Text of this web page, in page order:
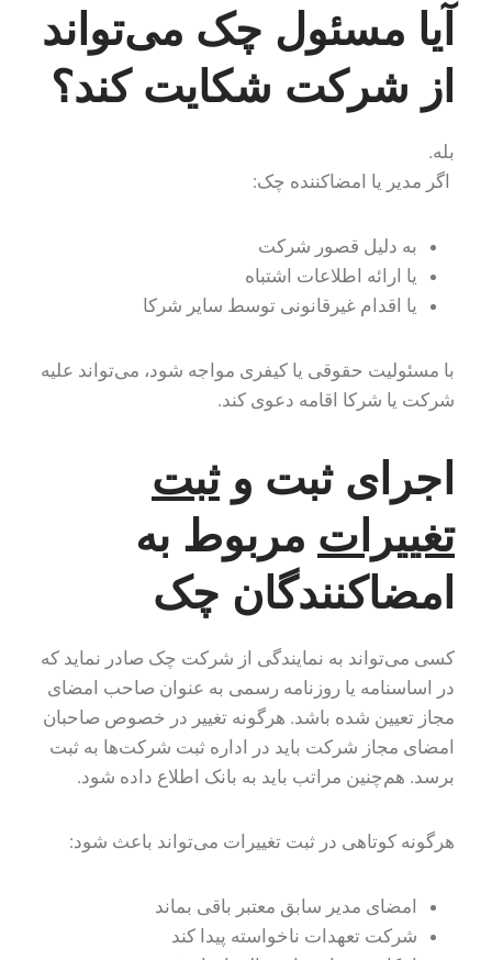
آیا مسئول چک می‌تواند
از شرکت شکایت کند؟
بله.
اگر مدیر یا امضاکننده چک:
به دلیل قصور شرکت
یا ارائه اطلاعات اشتباه
یا اقدام غیرقانونی توسط سایر شرکا
با مسئولیت حقوقی یا کیفری مواجه شود، می‌تواند علیه
شرکت یا شرکا اقامه دعوی کند.
اجرای ثبت وثبت
تغییرات مربوط به
امضاکنندگان چک
کسی می‌تواند به نمایندگی از شرکت چک صادر نماید که
در اساسنامه یا روزنامه رسمی به عنوان صاحب امضای
مجاز تعیین شده باشد. هرگونه تغییر در خصوص صاحبان
امضای مجاز شرکت باید در اداره ثبت شرکت‌ها به ثبت
برسد. هم‌چنین مراتب باید به بانک اطلاع داده شود.
هرگونه کوتاهی در ثبت تغییرات می‌تواند باعث شود:
امضای مدیر سابق معتبر باقی بماند
شرکت تعهدات ناخواسته پیدا کند